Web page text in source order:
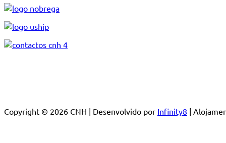
Copyright © 2026 CNH | Desenvolvido por Infinity8 |